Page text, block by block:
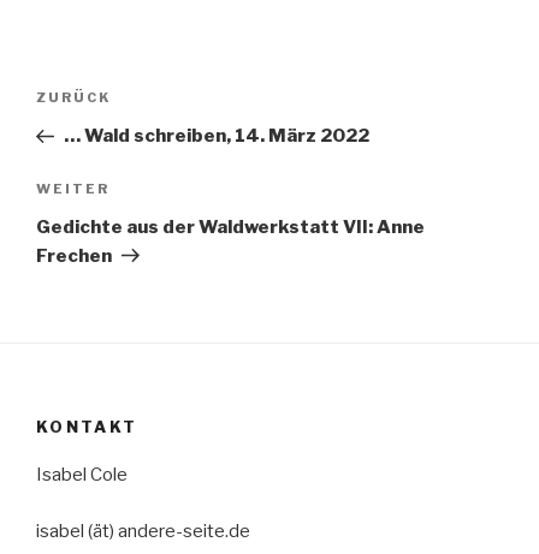
Beitragsnavigation
Vorheriger
Beitrag
ZURÜCK
… Wald schreiben, 14. März 2022
Nächster
Beitrag
WEITER
Gedichte aus der Waldwerkstatt VII: Anne
Frechen
KONTAKT
Isabel Cole
isabel (ät) andere-seite.de